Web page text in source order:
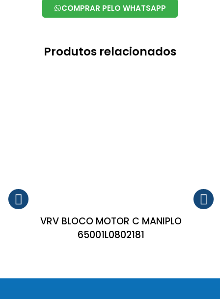
COMPRAR PELO WHATSAPP
Produtos relacionados
VRV BLOCO MOTOR C MANIPLO
65001L0802181